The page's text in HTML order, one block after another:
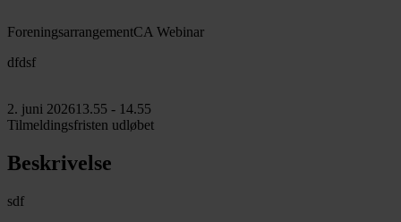
ForeningsarrangementCA Webinar
dfdsf
2. juni 202613.55 - 14.55
Tilmeldingsfristen udløbet
Beskrivelse
sdf